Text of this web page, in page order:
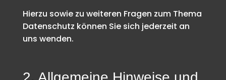
Hierzu sowie zu weiteren Fragen zum Thema
Datenschutz können Sie sich jederzeit an
uns wenden.